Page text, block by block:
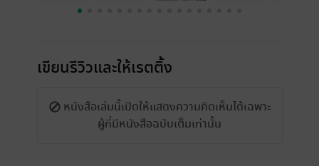
เขียนรีวิวและให้เรตติ้ง
หนังสือเล่มนี้เปิดให้แสดงความคิดเห็นได้เฉพาะ
ผู้ที่มีหนังสือฉบับเต็มเท่านั้น